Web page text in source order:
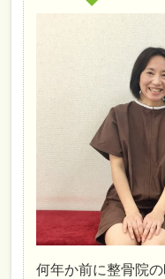
何年か前に整骨院